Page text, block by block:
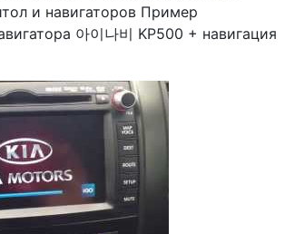
и навигаторов Пример
아이나비 KP500 + навигация